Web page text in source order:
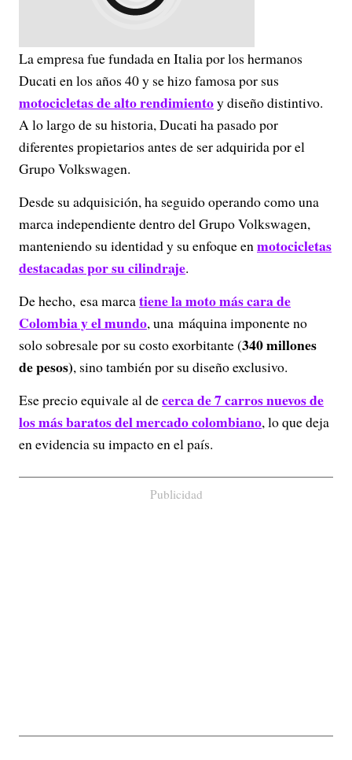
La empresa fue fundada en Italia por los hermanos
Ducati en los años 40 y se hizo famosa por sus
motocicletas de alto rendimientoy diseño distintivo.
A lo largo de su historia, Ducati ha pasado por
diferentes propietarios antes de ser adquirida por el
Grupo Volkswagen.
Desde su adquisición, ha seguido operando como una
marca independiente dentro del Grupo Volkswagen,
manteniendo su identidad y su enfoque enmotocicletas
destacadas por su cilindraje.
De hecho, esa marcatiene la moto más cara de
Colombia y el mundo, una máquina imponente no
solo sobresale por su costo exorbitante (340 millones
de pesos), sino también por su diseño exclusivo.
Ese precio equivale al decerca de 7 carros nuevos de
los más baratos del mercado colombiano, lo que deja
en evidencia su impacto en el país.
Publicidad